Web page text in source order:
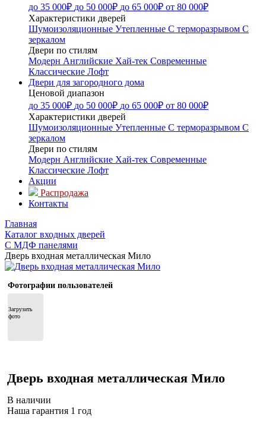
до 35 000₽ до 50 000₽ до 65 000₽ от 80 000₽
Характеристики дверей
Шумоизоляционные Утепленные С терморазрывом С
зеркалом
Двери по стилям
Модерн Английские Хай-тек Современные
Классические Лофт
Двери для загородного дома
Ценовой диапазон
до 35 000₽ до 50 000₽ до 65 000₽ от 80 000₽
Характеристики дверей
Шумоизоляционные Утепленные С терморазрывом С
зеркалом
Двери по стилям
Модерн Английские Хай-тек Современные
Классические Лофт
Акции
Распродажа
Контакты
Главная
Каталог входных дверей
С МДФ панелями
Дверь входная металлическая Мило
Фотографии пользователей
Загрузить
фото
Дверь входная металлическая Мило
В наличии
Наша гарантия 1 год